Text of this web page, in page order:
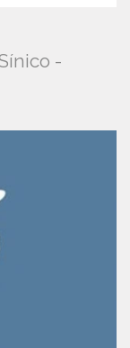
-